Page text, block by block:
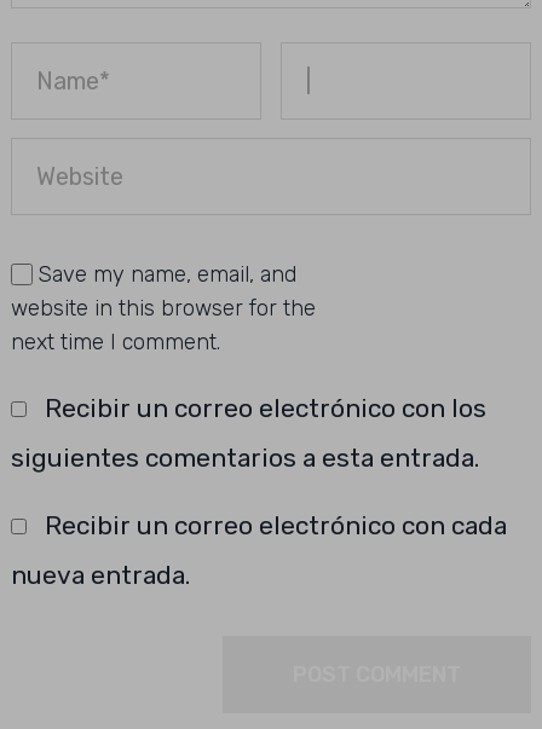
Save my name, email, and
website in this browser for the
next time I comment.
Recibir un correo electrónico con los
siguientes comentarios a esta entrada.
Recibir un correo electrónico con cada
nueva entrada.